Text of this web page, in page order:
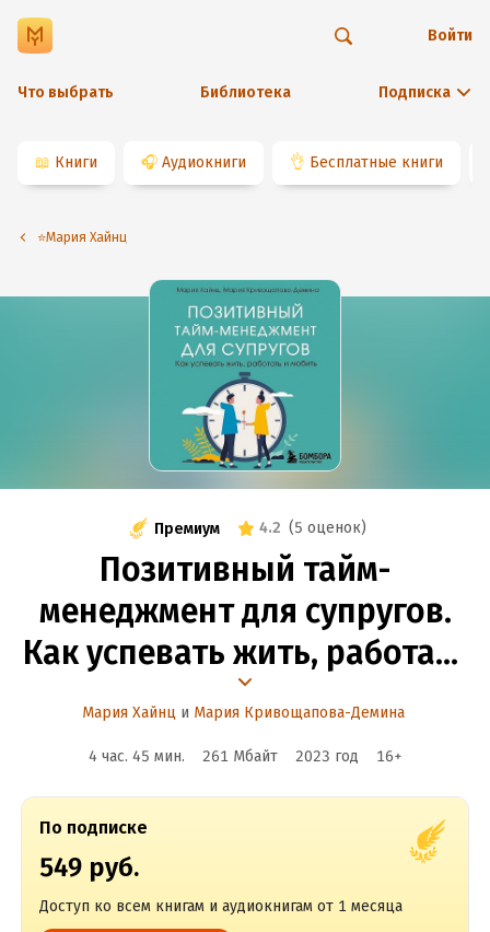
Что выбрать Библиотека Подписка
Войти
📖 Книги 🎧 Аудиокниги 👌 Бесплатные книги
⭐️Мария Хайнц
Премиум 4.2 (5 оценок)
Позитивный тайм-
менеджмент для супругов.
Как успевать жить, работать
и любить
Мария Хайнц и Мария Кривощапова-Демина
4 час. 45 мин. 261 Мбайт 2023 год 16+
По подписке
549 руб.
Доступ ко всем книгам и аудиокнигам от 1 месяца